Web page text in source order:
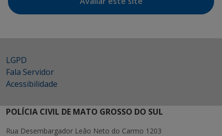
LGPD
Fala Servidor
Acessibilidade
POLÍCIA CIVIL DE MATO GROSSO DO SUL
Rua Desembargador Leão Neto do Carmo 1203